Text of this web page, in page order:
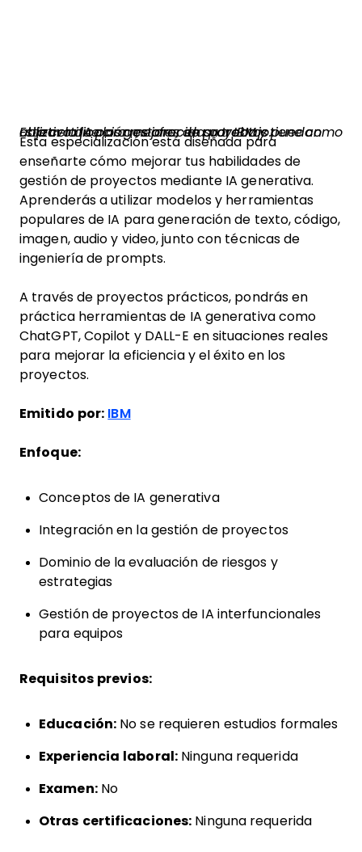
Esta certificación es ofrecida por IBM y tiene como objetivo que los gestores de proyectos puedan utilizar la IA para mejorar en su trabajo.
Esta especialización está diseñada para
enseñarte cómo mejorar tus habilidades de
gestión de proyectos mediante IA generativa.
Aprenderás a utilizar modelos y herramientas
populares de IA para generación de texto, código,
imagen, audio y video, junto con técnicas de
ingeniería de prompts.
A través de proyectos prácticos, pondrás en
práctica herramientas de IA generativa como
ChatGPT, Copilot y DALL-E en situaciones reales
para mejorar la eficiencia y el éxito en los
proyectos.
Emitido por: IBM
Enfoque:
Conceptos de IA generativa
Integración en la gestión de proyectos
Dominio de la evaluación de riesgos y
estrategias
Gestión de proyectos de IA interfuncionales
para equipos
Requisitos previos:
Educación: No se requieren estudios formales
Experiencia laboral: Ninguna requerida
Examen:No
Otras certificaciones: Ninguna requerida